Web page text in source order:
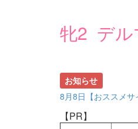
牝2 デル
お知らせ
8月8日【おススメサ
【PR】